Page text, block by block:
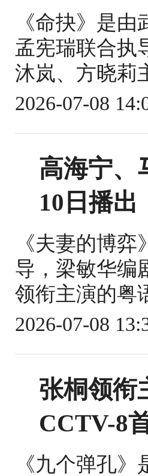
《命抉》是
孟宪瑞联合执
沐岚、方晓莉
2026-07-08
高海宁、
10日播出
《夫妻的博
导，梁敏华编
领衔主演的粤
2026-07-08
张桐领衔
CCTV-8
《九个弹孔